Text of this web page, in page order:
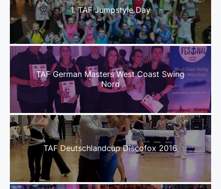
1. TAF Jumpstyle Day
TAF German Masters West Coast Swing
Nord
TAF Deutschlandcup Discofox 2016